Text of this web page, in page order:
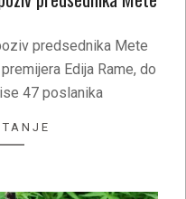
predsednika Mete
Edija Rame, do
47 poslanika